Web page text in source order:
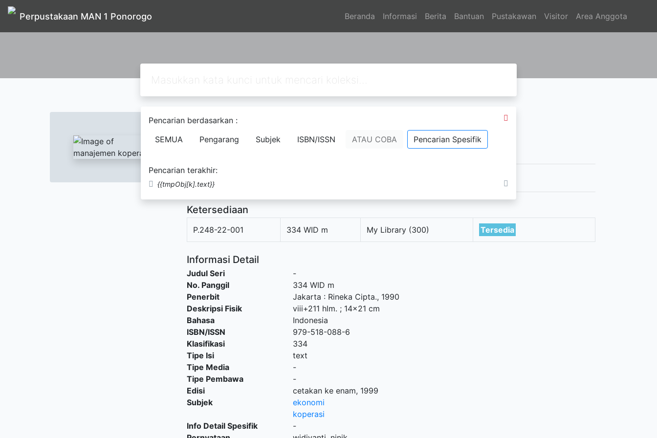
Perpustakaan MAN 1 Ponorogo Beranda Informasi Berita Bantuan Pustakawan Visitor Area Anggota
Pencarian berdasarkan :
SEMUA
Pengarang Subjek ISBN/ISSN ATAU COBA Pencarian Spesifik
Pencarian terakhir:
{{tmpObj[k].text}}
Text
manajemen koperasi
Ketersediaan
P.248-22-001 334 WID m My Library (300) Tersedia
Informasi Detail
Judul Seri
-
No. Panggil
334 WID m
Penerbit
Jakarta : Rineka Cipta., 1990
Deskripsi Fisik
viii+211 hlm. ; 14x21 cm
Bahasa
Indonesia
ISBN/ISSN
979-518-088-6
Klasifikasi
334
Tipe Isi
text
Tipe Media
-
Tipe Pembawa
-
Edisi
cetakan ke enam, 1999
Subjek
ekonomi
koperasi
Info Detail Spesifik
-